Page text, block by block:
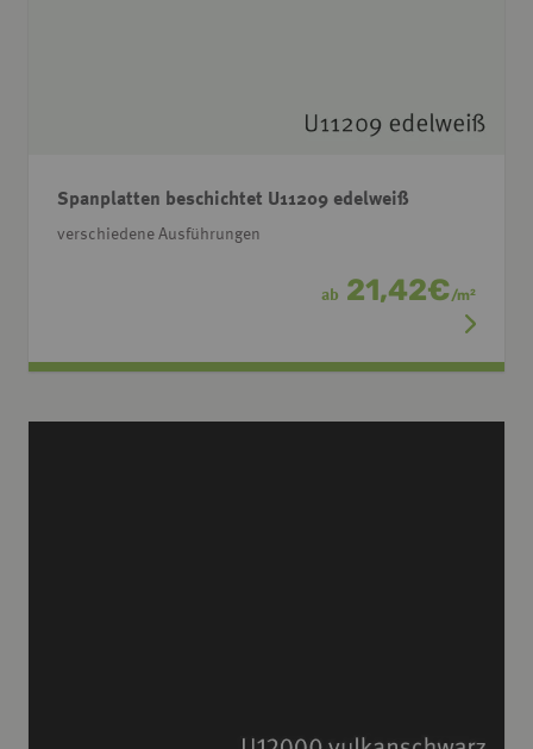
Spanplatten beschichtet U11209 edelweiß
verschiedene Ausführungen
ab 21,42€/m2